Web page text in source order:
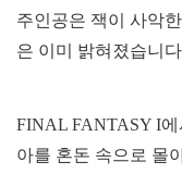
주인공은 잭이 사악
은 이미 밝혀졌습니
FINAL FANTASY I
아를 혼돈 속으로 몰